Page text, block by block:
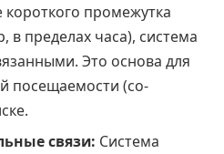
короткого промежутка
пределах часа), система
Это основа для
посещаемости (co-
связи: Система